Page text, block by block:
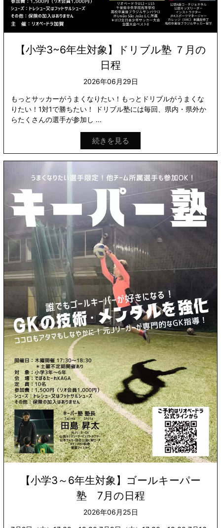
【小学3~6年生対象】ドリブル塾 ７月の
日程
2026年06月29日
もっとサッカーがうまくなりたい！もっとドリブルがうまくな
りたい！1対1で勝ちたい！ ドリブル塾には毎回、県内・県外か
らたくさんの選手が参加し ...
続きを見る
【小学3～6年生対象】ゴールキーパー
塾 7月の日程
2026年06月25日